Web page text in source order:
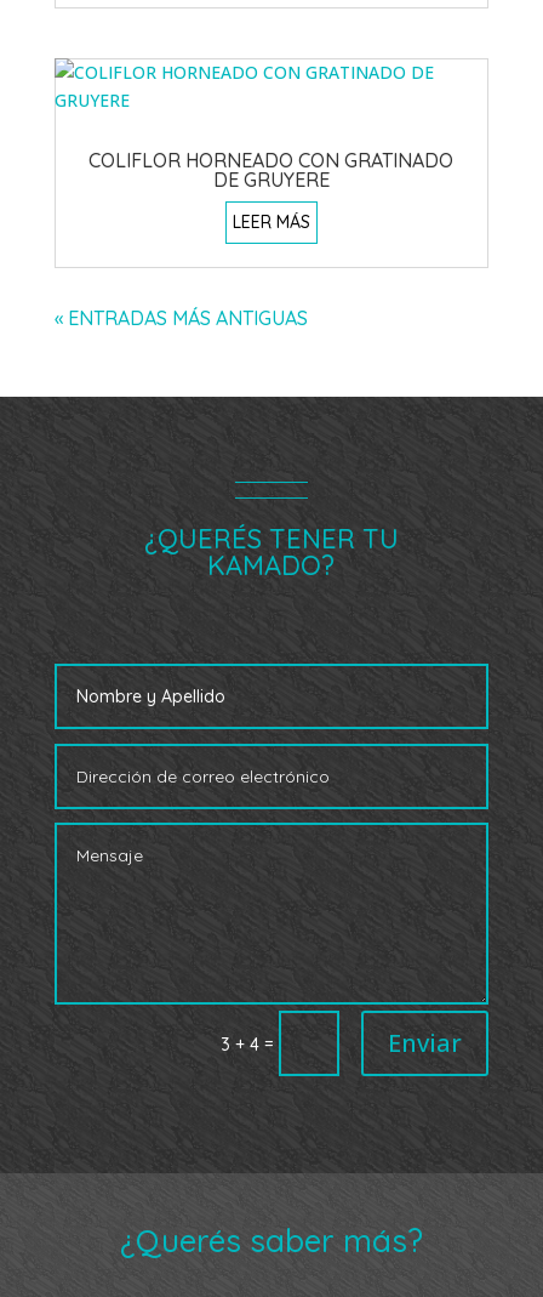
COLIFLOR HORNEADO CON GRATINADO
DE GRUYERE
LEER MÁS
« ENTRADAS MÁS ANTIGUAS
¿QUERÉS TENER TU
KAMADO?
3 + 4 = Enviar
¿Querés saber más?